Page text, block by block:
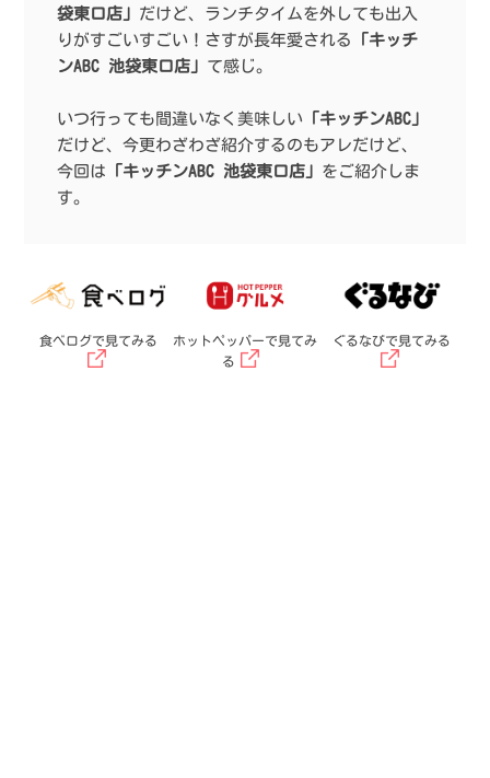
袋東口店」 だけど、ランチタイムを外しても出入
りがすごいすごい！さすが長年愛される
「キッチ
ンABC 池袋東口店」 て感じ。
いつ行っても間違いなく美味しい 「キッチンABC」
だけど、今更わざわざ紹介するのもアレだけど、
今回は 「キッチンABC 池袋東口店」 をご紹介しま
す。
食べログで見てみる
ホットペッパーで見てみ
る
ぐるなびで見てみる